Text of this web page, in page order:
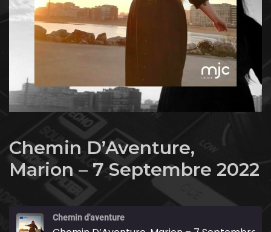
Chemin D’Aventure,
Marion – 7 Septembre 2022
Chemin d'aventure